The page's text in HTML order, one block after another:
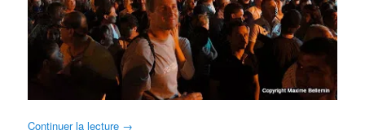
Continuer la lecture →